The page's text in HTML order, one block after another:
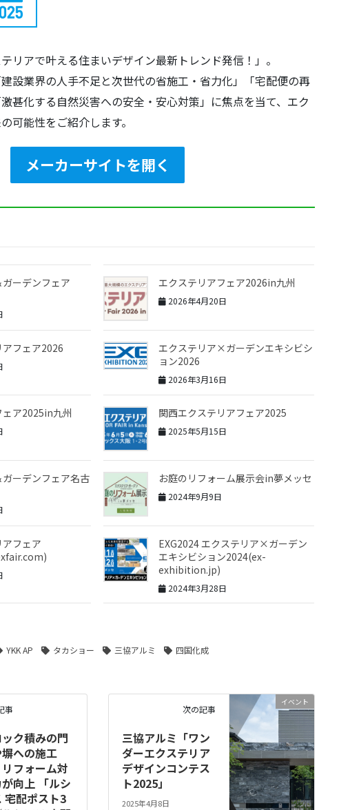
リアで叶える住まいデザイン最新トレンド発信！」。
設業界の人手不足と次世代の省施工・省力化」「宅配便の再
甚化する自然災害への安全・安心対策」に焦点を当て、エク
可能性をご紹介します。
メーカーサイトを開く
ーデンフェア
エクステリアフェア2026in九州
2026年4月20日
フェア2026
エクステリア×ガーデンエキシビシ
ョン2026
2026年3月16日
ア2025in九州 関西エクステリアフェア2025
2025年5月15日
ーデンフェア名古
お庭のリフォーム展示会in夢メッセ
2024年9月9日
フェア
EXG2024 エクステリア×ガーデン
エキシビション2024(ex-
exhibition.jp)
2024年3月28日
YKK AP タカショー 三協アルミ 四国化成
事
ク積みの門
への施工
フォーム対
向上 「ルシ
宅配ポスト3
イベント
次の記事
三協アルミ「ワン
ダーエクステリア
デザインコンテス
ト2025」
2025年4月8日